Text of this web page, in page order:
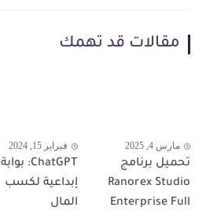
مقالات قد تهمك
مارس 4, 2025
تحميل برنامج
Ranorex Studio
Enterprise Full
فبراير 15, 2024
ChatGPT: بوابة
إبداعية لكسب
المال